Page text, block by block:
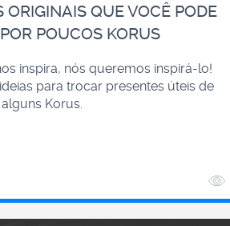
ORIGINAIS QUE VOCÊ PODE
POUCOS KORUS
inspira, nós queremos inspirá-lo!
para trocar presentes úteis de
Korus.